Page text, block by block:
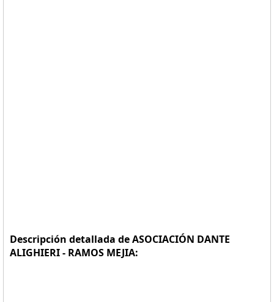
Descripción detallada de ASOCIACIÓN DANTE
ALIGHIERI - RAMOS MEJIA: